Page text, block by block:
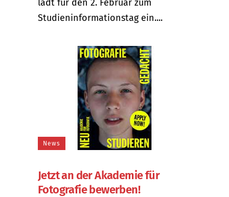
lädt für den 2. Februar zum
Studieninformationstag ein....
News
Jetzt an der Akademie für
Fotografie bewerben!